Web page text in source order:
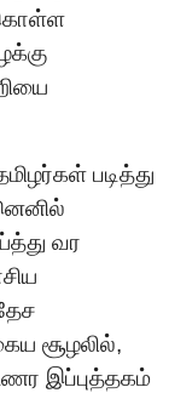
கொள்ள
படித்து
வர
சூழலில்,
இப்புத்தகம்